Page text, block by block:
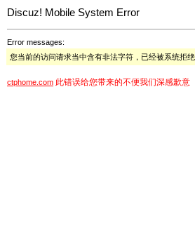
Discuz! Mobile System Error
Error messages:
您当前的访问请求当中含有非法字符，已经被系统拒绝
ctphome.com 此错误给您带来的不便我们深感歉意